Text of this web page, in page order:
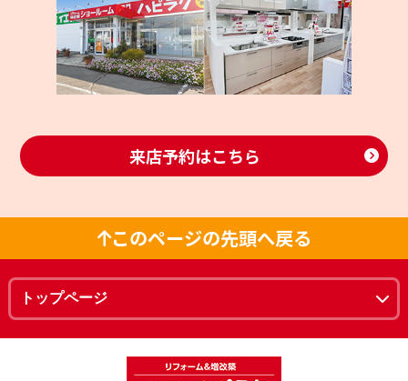
来店予約はこちら
このページの先頭へ戻る